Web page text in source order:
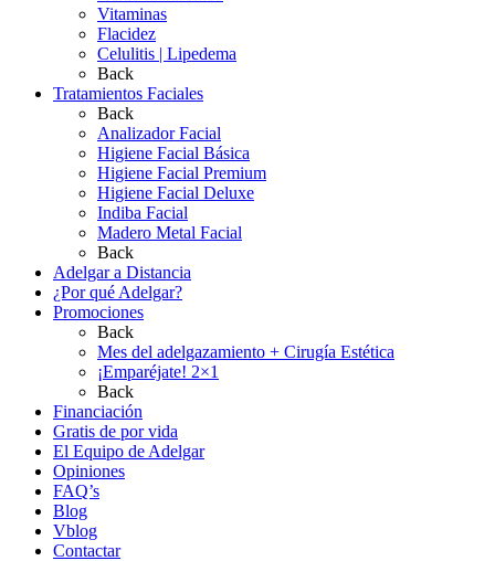
Vitaminas
Flacidez
Celulitis | Lipedema
Back
Tratamientos Faciales
Back
Analizador Facial
Higiene Facial Básica
Higiene Facial Premium
Higiene Facial Deluxe
Indiba Facial
Madero Metal Facial
Back
Adelgar a Distancia
¿Por qué Adelgar?
Promociones
Back
Mes del adelgazamiento + Cirugía Estética
¡Emparéjate! 2×1
Back
Financiación
Gratis de por vida
El Equipo de Adelgar
Opiniones
FAQ’s
Blog
Vblog
Contactar